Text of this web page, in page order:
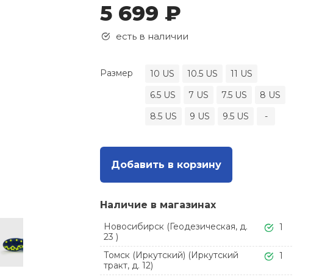
5 699 ₽
есть в наличии
Размер 10 US 10.5 US
11 US
6.5 US
7 US 7.5 US
8 US
8.5 US
9 US 9.5 US -
Добавить в корзину
Наличие в магазинах
Новосибирск (Геодезическая, д.
23 )
1
Томск (Иркутский) (Иркутский
тракт, д. 12)
1